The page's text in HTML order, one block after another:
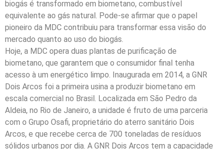
biogás é transformado em biometano, combustível
equivalente ao gás natural. Pode-se afirmar que o papel
pioneiro da MDC contribuiu para transformar essa visão do
mercado quanto ao uso do biogás.
Hoje, a MDC opera duas plantas de purificação de
biometano, que garantem que o consumidor final tenha
acesso à um energético limpo. Inaugurada em 2014, a GNR
Dois Arcos foi a primeira usina a produzir biometano em
escala comercial no Brasil. Localizada em São Pedro da
Aldeia, no Rio de Janeiro, a unidade é fruto de uma parceria
com o Grupo Osafi, proprietário do aterro sanitário Dois
Arcos, e que recebe cerca de 700 toneladas de resíduos
sólidos urbanos por dia. A GNR Dois Arcos tem a capacidade